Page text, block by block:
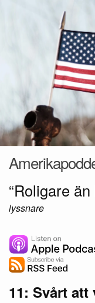
“Roligare
lyssnare
11: Svårt att